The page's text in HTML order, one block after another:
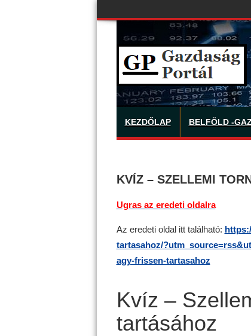
KEZDŐLAP BELFÖLD -
KVÍZ – SZELLEMI
Ugras az eredeti oldalra
Az eredeti oldal itt található:
tartasahoz/
agy-frissen-tartasahoz
Kvíz –
tartásához